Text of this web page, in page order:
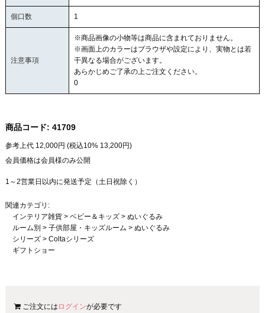
個口数 1
注意事項
※商品画像の小物等は商品に含まれておりません。
※画面上のカラーはブラウザや設定により、実物とは若
干異なる場合がございます。
あらかじめご了承の上ご注文ください。
0
商品コード: 41709
参考上代 12,000円 (税込10% 13,200円)
会員価格は会員様のみ公開
1～2営業日以内に発送予定（土日祝除く）
関連カテゴリ:
インテリア雑貨> ベビー＆キッズ> ぬいぐるみ
ルーム別 > 子供部屋・キッズルーム > ぬいぐるみ
シリーズ> Coltaシリーズ
ギフトショー
ご注文には ログインが必要です